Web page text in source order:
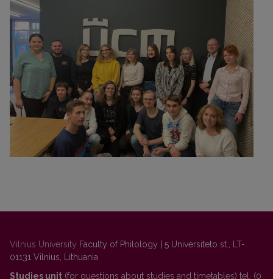
Vilnius University Faculty of Philology | 5 Universiteto st., LT-
01131 Vilnius, Lithuania
Studies unit (for questions about studies and timetables) tel. (0